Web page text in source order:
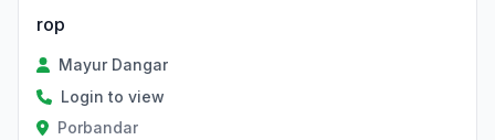
rop
Mayur Dangar
Login to view
Porbandar